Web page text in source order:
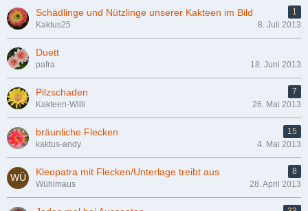
Schädlinge und Nützlinge unserer Kakteen im Bild
1
Kaktus25
8. Juli 2013
Duett
pafra 18. Juni 2013
Pilzschaden
7
Kakteen-Willi
26. Mai 2013
bräunliche Flecken
15
kaktus-andy
4. Mai 2013
Kleopatra mit Flecken/Unterlage treibt aus
8
Wühlmaus
28. April 2013